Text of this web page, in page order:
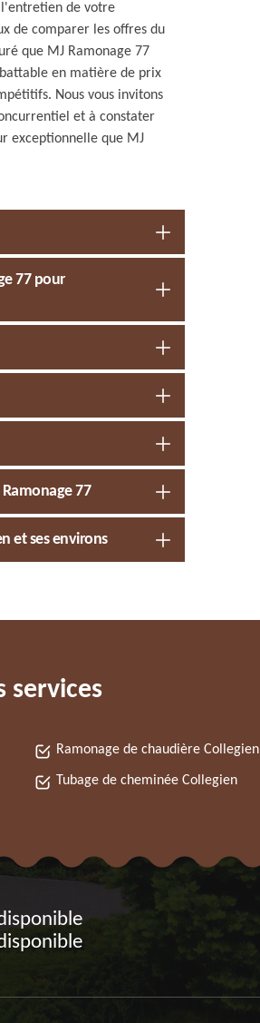
l'entretien de votre
de comparer les offres du
que MJ Ramonage 77
en matière de prix
Nous vous invitons
et à constater
exceptionnelle que MJ
77 pour
77
et ses environs
services
Ramonage de chaudière Collegien
Tubage de cheminée Collegien